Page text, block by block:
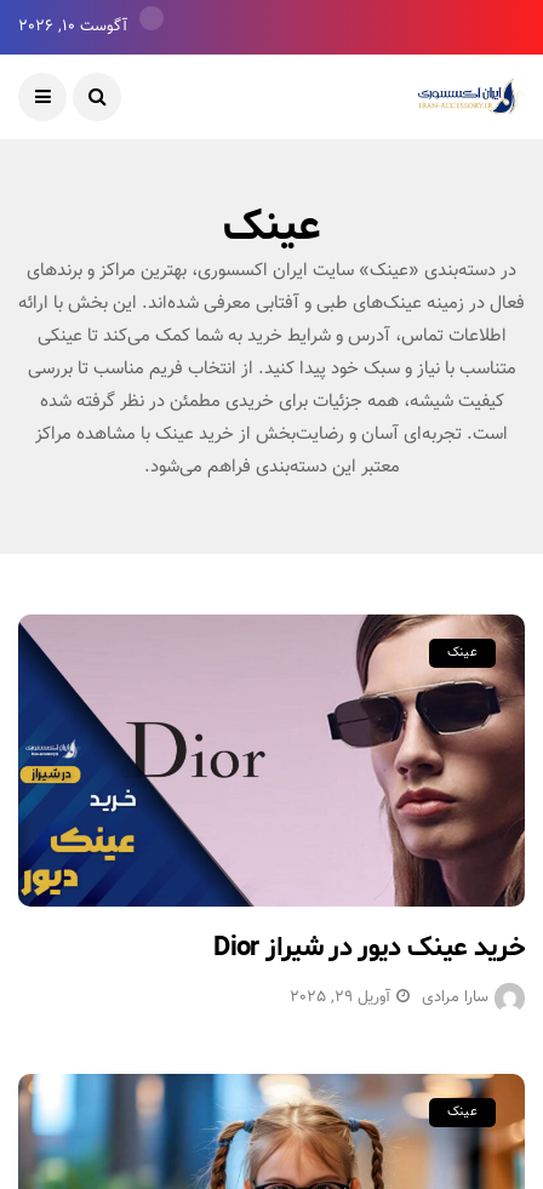
آگوست 10, 2026
عینک
در دسته‌بندی «عینک» سایت ایران اکسسوری، بهترین مراکز و برندهای
فعال در زمینه عینک‌های طبی و آفتابی معرفی شده‌اند. این بخش با ارائه
اطلاعات تماس، آدرس و شرایط خرید به شما کمک می‌کند تا عینکی
متناسب با نیاز و سبک خود پیدا کنید. از انتخاب فریم مناسب تا بررسی
کیفیت شیشه، همه جزئیات برای خریدی مطمئن در نظر گرفته شده
است. تجربه‌ای آسان و رضایت‌بخش از خرید عینک با مشاهده مراکز
معتبر این دسته‌بندی فراهم می‌شود.
عینک
خرید عینک دیور در شیراز Dior
سارا مرادی آوریل 29, 2025
عینک